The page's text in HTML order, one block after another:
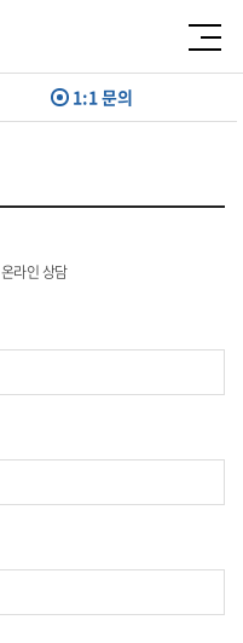
1:1 문의
온라인 상담